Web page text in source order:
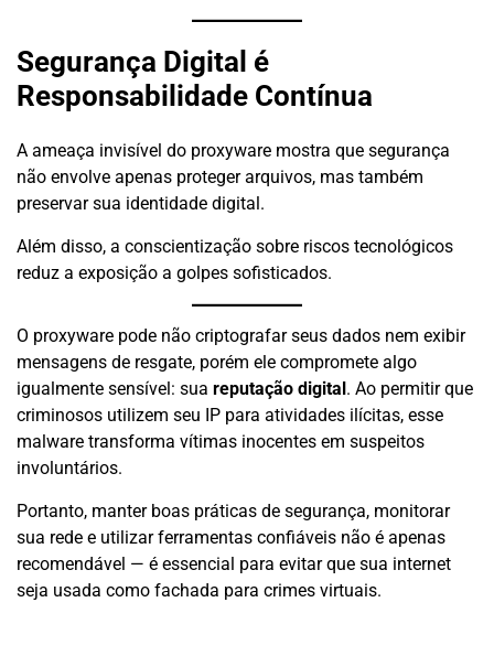
Segurança Digital é
Responsabilidade Contínua
A ameaça invisível do proxyware mostra que segurança
não envolve apenas proteger arquivos, mas também
preservar sua identidade digital.
Além disso, a conscientização sobre riscos tecnológicos
reduz a exposição a golpes sofisticados.
O proxyware pode não criptografar seus dados nem exibir
mensagens de resgate, porém ele compromete algo
igualmente sensível: sua reputação digital. Ao permitir que
criminosos utilizem seu IP para atividades ilícitas, esse
malware transforma vítimas inocentes em suspeitos
involuntários.
Portanto, manter boas práticas de segurança, monitorar
sua rede e utilizar ferramentas confiáveis não é apenas
recomendável — é essencial para evitar que sua internet
seja usada como fachada para crimes virtuais.